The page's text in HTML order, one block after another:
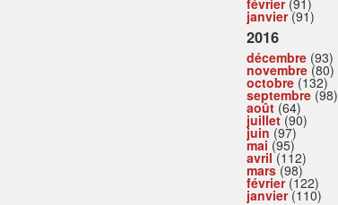
février(91)
janvier(91)
2016
décembre (93)
novembre (80)
octobre (132)
septembre (98)
août (64)
juillet(90)
juin (97)
mai (95)
avril(112)
mars(98)
février(122)
janvier(110)